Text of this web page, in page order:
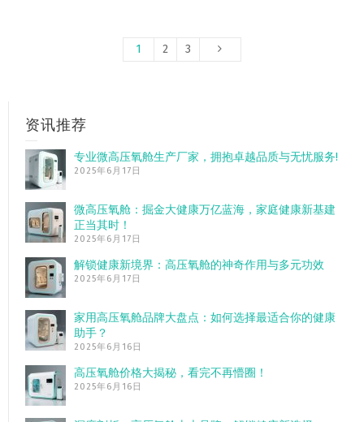
1 2 3
资讯推荐
专业微高压氧舱生产厂家，拥抱卓越品质与无忧服务!
2025年6月17日
微高压氧舱：掘金大健康万亿蓝海，家庭健康新基建
正当其时！
2025年6月17日
解锁健康新境界：高压氧舱的神奇作用与多元功效
2025年6月17日
家用高压氧舱品牌大盘点：如何选择最适合你的健康
助手？
2025年6月16日
高压氧舱价格大揭秘，看完不再懵圈！
2025年6月16日